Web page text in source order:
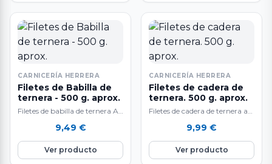
CARNICERÍA HERRERA
Filetes de Babilla de
ternera - 500 g. aprox.
Filetes de babilla de ternera A
9,49 €
Ver producto
CARNICERÍA HERRERA
Filetes de cadera de
ternera. 500 g. aprox.
Filetes de cadera de ternera a
aproximadamente. El…
9,99 €
Ver producto